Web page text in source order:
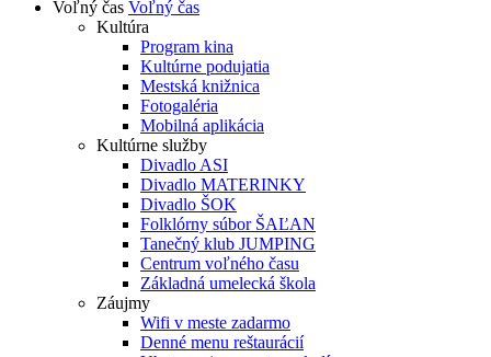
Voľný čas Voľný čas
Kultúra
Program kina
Kultúrne podujatia
Mestská knižnica
Fotogaléria
Mobilná aplikácia
Kultúrne služby
Divadlo ASI
Divadlo MATERINKY
Divadlo ŠOK
Folklórny súbor ŠAĽAN
Tanečný klub JUMPING
Centrum voľného času
Základná umelecká škola
Záujmy
Wifi v meste zadarmo
Denné menu reštaurácií